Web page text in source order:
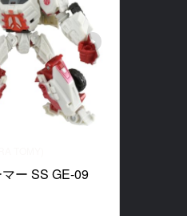
ー SS GE-09